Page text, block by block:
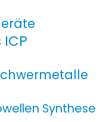
Synthese